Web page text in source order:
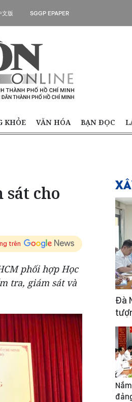
文版 SGGP EPAPER
KHỎE VĂN HÓA BẠN ĐỌC
cho
trên
phối hợp Học
tra, giám sát và
Đà